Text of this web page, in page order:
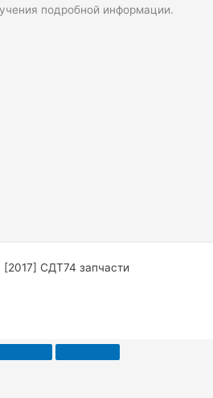
подробной информации.
СДТ74 запчасти